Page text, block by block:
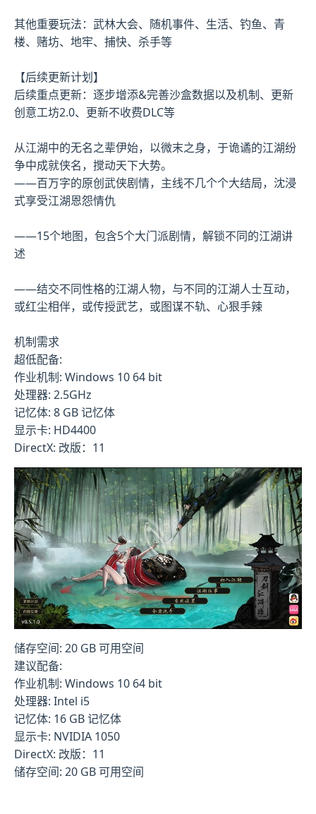
其他重要玩法：武林大会、随机事件、生活、钓鱼、青
楼、赌坊、地牢、捕快、杀手等
【后续更新计划】
后续重点更新：逐步增添&完善沙盒数据以及机制、更新
创意工坊2.0、更新不收费DLC等
从江湖中的无名之辈伊始，以微末之身，于诡谲的江湖纷
争中成就侠名，搅动天下大势。
——百万字的原创武侠剧情，主线不几个个大结局，沈浸
式享受江湖恩怨情仇
——15个地图，包含5个大门派剧情，解锁不同的江湖讲
述
——结交不同性格的江湖人物，与不同的江湖人士互动，
或红尘相伴，或传授武艺，或图谋不轨、心狠手辣
机制需求
超低配备:
作业机制: Windows 10 64 bit
处理器: 2.5GHz
记忆体: 8 GB 记忆体
显示卡: HD4400
DirectX: 改版：11
储存空间: 20 GB 可用空间
建议配备:
作业机制: Windows 10 64 bit
处理器: Intel i5
记忆体: 16 GB 记忆体
显示卡: NVIDIA 1050
DirectX: 改版：11
储存空间: 20 GB 可用空间